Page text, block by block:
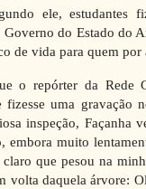
ele, estudantes
Governo do Estado do
de vida para quem por
o repórter da Rede
fizesse uma gravação
inspeção, Façanha
embora muito
claro que pesou na
volta daquela árvore: